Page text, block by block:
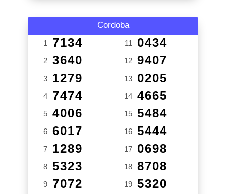
Cordoba
1 7134
2 3640
3 1279
4 7474
5 4006
6 6017
7 1289
8 5323
9 7072
11 0434
12 9407
13 0205
14 4665
15 5484
16 5444
17 0698
18 8708
19 5320